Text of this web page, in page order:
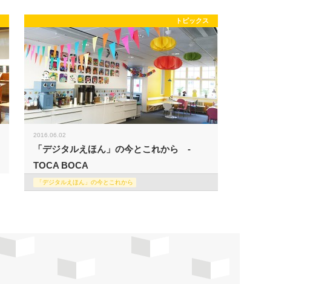
トピックス
2016.06.02
「デジタルえほん」の今とこれから -
TOCA BOCA
「デジタルえほん」の今とこれから